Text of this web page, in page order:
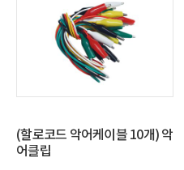
(할로코드 악어케이블 10개) 악
어클립